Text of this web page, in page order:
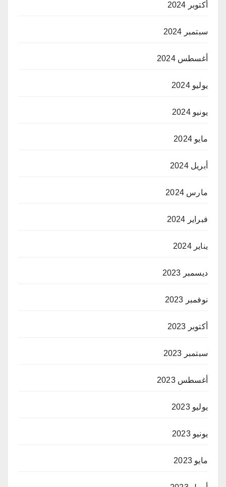
أكتوبر 2024
سبتمبر 2024
أغسطس 2024
يوليو 2024
يونيو 2024
مايو 2024
أبريل 2024
مارس 2024
فبراير 2024
يناير 2024
ديسمبر 2023
نوفمبر 2023
أكتوبر 2023
سبتمبر 2023
أغسطس 2023
يوليو 2023
يونيو 2023
مايو 2023